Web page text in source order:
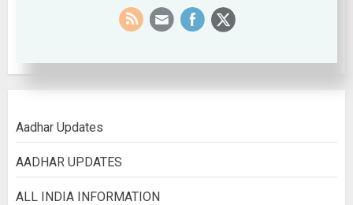
Aadhar Updates
AADHAR UPDATES
ALL INDIA INFORMATION